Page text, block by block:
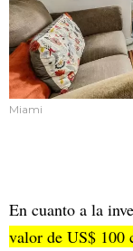
Miami
En cuanto a la
valor de US$ 100